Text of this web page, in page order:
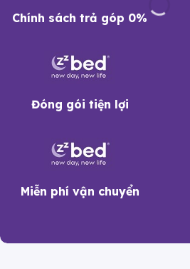
Chính sách trả góp 0%
Đóng gói tiện lợi
Miễn phí vận chuyển